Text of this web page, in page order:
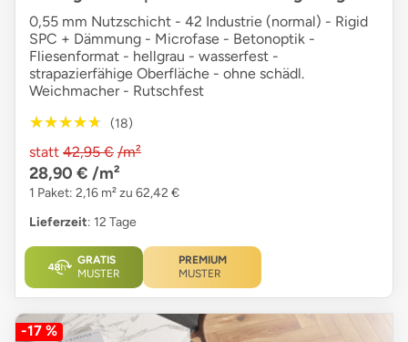
0,55 mm Nutzschicht - 42 Industrie (normal) - Rigid
SPC + Dämmung - Microfase - Betonoptik -
Fliesenformat - hellgrau - wasserfest -
strapazierfähige Oberfläche - ohne schädl.
Weichmacher - Rutschfest
★★★★★
★★★★★ (18)
statt 42,95 € /m²
28,90 € /m²
1 Paket: 2,16 m² zu 62,42 €
Lieferzeit: 12 Tage
GRATIS
MUSTER
PREMIUM
MUSTER
-17 %